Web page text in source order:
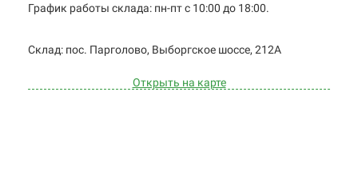
График работы склада: пн-пт с 10:00 до 18:00.
Cклад: пос. Парголово, Выборгское шоссе, 212А
Открыть на карте